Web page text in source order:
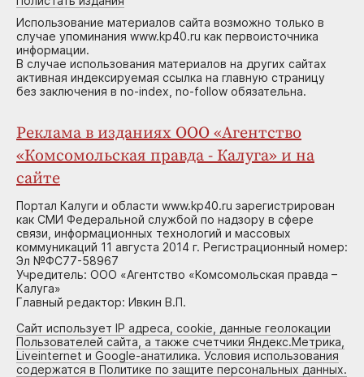
Использование материалов сайта возможно только в
случае упоминания www.kp40.ru как первоисточника
информации.
В случае использования материалов на других сайтах
активная индексируемая ссылка на главную страницу
без заключения в no-index, no-follow обязательна.
Реклама в изданиях ООО «Агентство
«Комсомольская правда - Калуга» и на
сайте
Портал Калуги и области www.kp40.ru зарегистрирован
как СМИ Федеральной службой по надзору в сфере
связи, информационных технологий и массовых
коммуникаций 11 августа 2014 г. Регистрационный номер:
Эл №ФС77-58967
Учредитель: ООО «Агентство «Комсомольская правда –
Калуга»
Главный редактор: Ивкин В.П.
Сайт использует IP адреса, cookie, данные геолокации
Пользователей сайта, а также счетчики Яндекс.Метрика,
Liveinternet и Google-анатилика. Условия использования
содержатся в Политике по защите персональных данных.